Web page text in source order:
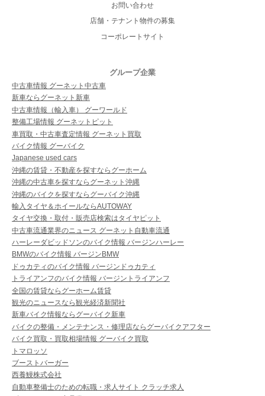
お問い合わせ
店舗・テナント物件の募集
コーポレートサイト
グループ企業
中古車情報 グーネット中古車
新車ならグーネット新車
中古車情報（輸入車） グーワールド
整備工場情報 グーネットピット
車買取・中古車査定情報 グーネット買取
バイク情報 グーバイク
Japanese used cars
沖縄の賃貸・不動産を探すならグーホーム
沖縄の中古車を探すならグーネット沖縄
沖縄のバイクを探すならグーバイク沖縄
輸入タイヤ＆ホイールならAUTOWAY
タイヤ交換・取付・販売店検索はタイヤピット
中古車流通業界のニュース グーネット自動車流通
ハーレーダビッドソンのバイク情報 バージンハーレー
BMWのバイク情報 バージンBMW
ドゥカティのバイク情報 バージンドゥカティ
トライアンフのバイク情報 バージントライアンフ
全国の賃貸ならグーホーム賃貸
観光のニュースなら観光経済新聞社
新車バイク情報ならグーバイク新車
バイクの整備・メンテナンス・修理店ならグーバイクアフター
バイク買取・買取相場情報 グーバイク買取
トマロッソ
ブーストバーガー
西養鰻株式会社
自動車整備士のための転職・求人サイト クラッチ求人